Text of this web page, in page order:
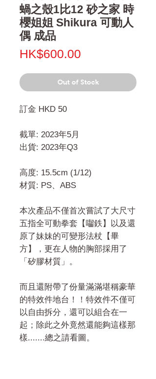
蝸之殼1比12 砂之家 時
櫻姐姐 Shikura 可動人
偶 成品
HK$600.00
Out of Stock
訂金 HKD 50
截單: 2023年5月
出貨: 2023年Q3
高度: 15.5cm (1/12)
材質: PS、ABS
本次產品不僅首次嘗試了大尺寸
五指全可動拳套【囓鉄】以及還
原了妹妹的可變形法杖【畢
方】，更在人物的胸部採用了
「矽膠材質」。
而且還附帶了份量滿滿堪稱豪華
的特效件地台！！特效件不僅可
以自由拆分，還可以組合在一
起；除此之外竟然還能夠這樣那
樣.......總之請看圖。